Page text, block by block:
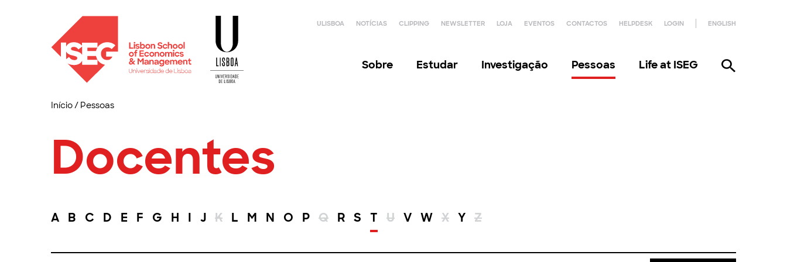
ULISBOA NOTÍCIAS CLIPPING NEWSLETTER LOJA EVENTOS CONTACTOS HELPDESK LOGIN ENGLISH
Sobre Estudar Investigação Pessoas Life at ISEG
Início/ Pessoas
Docentes
A B C D E F G H I J K L M N O P Q R S T U V W X Y Z